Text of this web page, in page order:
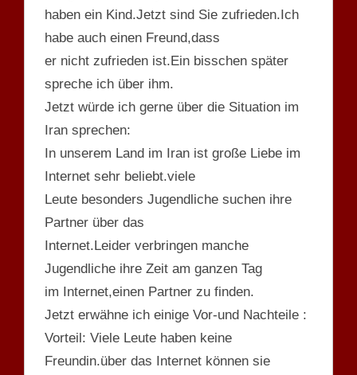
haben ein Kind.Jetzt sind Sie zufrieden.Ich
habe auch einen Freund,dass
er nicht zufrieden ist.Ein bisschen später
spreche ich über ihm.
Jetzt würde ich gerne über die Situation im
Iran sprechen:
In unserem Land im Iran ist große Liebe im
Internet sehr beliebt.viele
Leute besonders Jugendliche suchen ihre
Partner über das
Internet.Leider verbringen manche
Jugendliche ihre Zeit am ganzen Tag
im Internet,einen Partner zu finden.
Jetzt erwähne ich einige Vor-und Nachteile :
Vorteil: Viele Leute haben keine
Freundin.über das Internet können sie